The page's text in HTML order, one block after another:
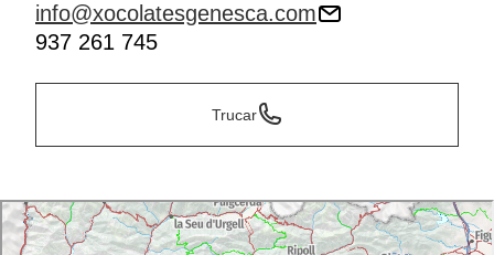
info@xocolatesgenesca.com
937 261 745
Trucar